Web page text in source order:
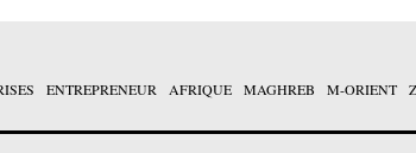
ENTREPRENEUR AFRIQUE MAGHREB M-ORIENT